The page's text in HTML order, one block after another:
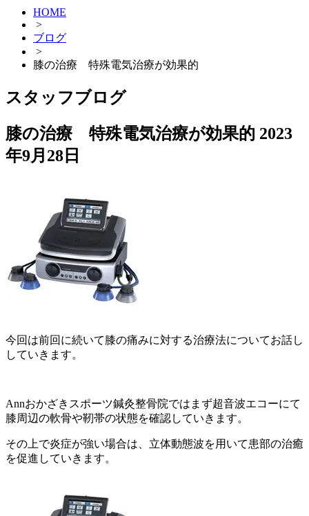
HOME
>
ブログ
>
膝の治療 特殊電気治療が効果的
スタッフブログ
膝の治療 特殊電気治療が効果的 2023
年9月28日
今回は前回に続いて膝の痛みに対する治療法についてお話し
していきます。
Annおかざきスポーツ鍼灸整骨院ではまず超音波エコーにて
膝周辺の軟骨や靭帯の状態を確認していきます。
その上で炎症が強い場合は、立体動態波を用いて患部の治癒
を促進していきます。